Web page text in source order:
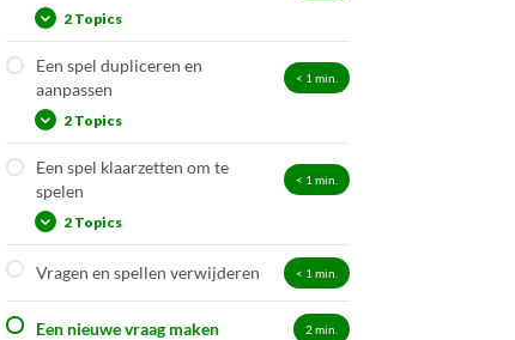
2 Topics
Nieuw Quest-spel
Nieuw Story-spel
Een spel dupliceren en
aanpassen
< 1 min.
2 Topics
Dupliceren
Aanpassen
Een spel klaarzetten om te
spelen
< 1 min.
2 Topics
Quest
Vragen en spellen verwijderen < 1 min.
Een nieuwe vraag maken 2 min.